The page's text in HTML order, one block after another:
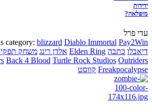
ידידות
מופלאה?
עדי פרל
category: blizzard Diablo Immortal Pay2Win
דיאבלו כתבה Elden Ring אלדן רינג משחק
Back 4 Blood Turtle Rock Studios Outriders
Freakpocalypse קווסט